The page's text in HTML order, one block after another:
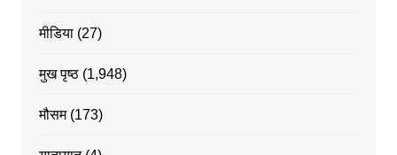
मीडिया(27)
मुख पृष्ठ(1,948)
मौसम(173)